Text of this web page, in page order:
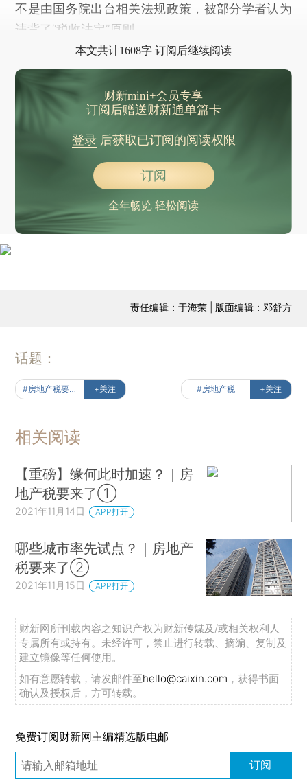
不是由国务院出台相关法规政策，被部分学者认为
违背了“税收法定”原则。
本文共计1608字 订阅后继续阅读
财新mini+会员专享
订阅后赠送财新通单篇卡
登录后获取已订阅的阅读权限
订阅
全年畅览 轻松阅读
责任编辑：于海荣 | 版面编辑：邓舒方
话题：
+关注 #房地产税 +关注
相关阅读
【重磅】缘何此时加速？｜房
地产税要来了①
2021年11月14日 APP打开
哪些城市率先试点？｜房地产
税要来了②
2021年11月15日 APP打开
财新网所刊载内容之知识产权为财新传媒及/或相关权利人
专属所有或持有。未经许可，禁止进行转载、摘编、复制及
建立镜像等任何使用。
如有意愿转载，请发邮件至hello@caixin.com ，获得书面
确认及授权后，方可转载。
免费订阅财新网主编精选版电邮
订阅